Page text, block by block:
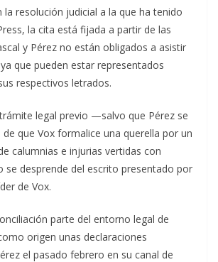
la resolución judicial a la que ha tenido
la cita está fijada a partir de las
y Pérez no están obligados a asistir
que pueden estar representados
respectivos letrados.
legal previo —salvo que Pérez se
que Vox formalice una querella por un
calumnias e injurias vertidas con
se desprende del escrito presentado por
de Vox.
parte del entorno legal de
origen unas declaraciones
el pasado febrero en su canal de